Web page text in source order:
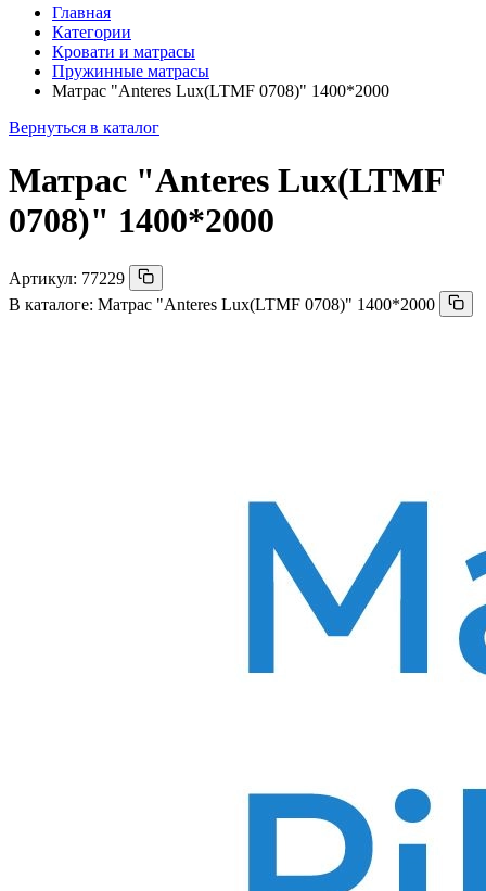
Главная
Категории
Кровати и матрасы
Пружинные матрасы
Матрас "Anteres Lux(LTMF 0708)" 1400*2000
Вернуться в каталог
Матрас "Anteres Lux(LTMF
0708)" 1400*2000
Артикул: 77229
В каталоге: Матрас "Anteres Lux(LTMF 0708)" 1400*2000